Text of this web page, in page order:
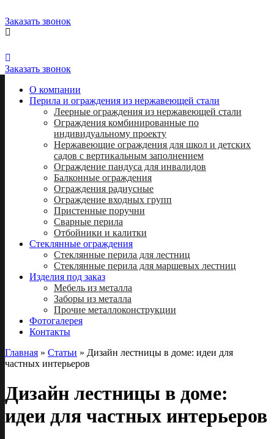
Заказать звонок
Заказать звонок
О компании
Перила и ограждения из нержавеющей стали
Леерные ограждения из нержавеющей стали
Ограждения комбинированные по
индивидуальному проекту
Нержавеющие ограждения для школ и детских
садов с вертикальным заполнением
Ограждение пандуса для инвалидов
Балконные ограждения
Ограждения радиусные
Ограждение входных групп
Пристенные поручни
Сварные перила
Отбойники и калитки
Стеклянные ограждения
Стеклянные перила для лестниц
Стеклянные перила для маршевых лестниц
Изделия под заказ
Мебель из металла
Заборы из металла
Прочие металлоконструкции
Фотогалерея
Контакты
Главная » Статьи » Дизайн лестницы в доме: идеи для
частных интерьеров
Дизайн лестницы в доме:
идеи для частных интерьеров